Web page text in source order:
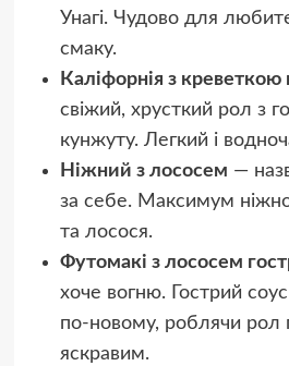
Унагі. Чудово для
смаку.
Каліфорнія з креветкою
свіжий, хрусткий рол з
кунжуту. Легкий і
Ніжний з лососем —
за себе. Максимум
та лосося.
Футомакі з лососем
хоче вогню. Гострий
по-новому, роблячи рол
яскравим.